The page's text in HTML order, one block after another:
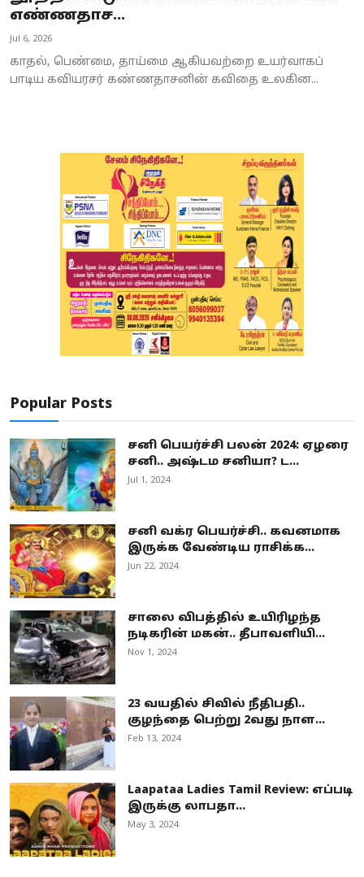
Spirituality
Weather
எண்ணதாச...
Jul 6, 2026
காதல், பெண்மை, தாய்மை ஆகியவற்றை உயர்வாகப்
பாடிய கவியரசர் கண்ணதாசனின் கவிதை உலகின...
Popular Posts
சனி பெயர்ச்சி பலன் 2024: ஏழரை
சனி.. அஷ்டம சனியா? ட...
Jul 1, 2024
சனி வக்ர பெயர்ச்சி.. கவனமாக
இருக்க வேண்டிய ராசிக்க...
Jun 22, 2024
சாலை விபத்தில் உயிரிழந்த
நடிகரின் மகன்.. தீபாவளியி...
Nov 1, 2024
23 வயதில் சிவில் நீதிபதி..
குழந்தை பெற்று 2வது நாள...
Feb 13, 2024
Laapataa Ladies Tamil Review: எப்படி
இருக்கு லாபதா...
May 3, 2024